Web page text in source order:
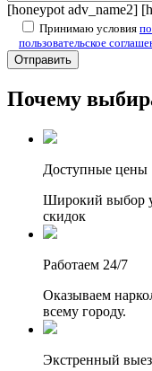
[honeypot adv_name2]
Принимаю условия
пользовательское
Почему
Доступные цены
Широкий выбор
скидок
Работаем 24/7
Оказываем
всему городу.
Экстренный